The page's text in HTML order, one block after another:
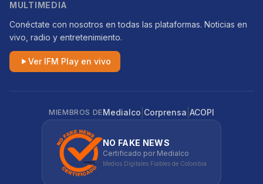
MULTIMEDIA
Conéctate con nosotros en todas las plataformas. Noticias en
vivo, radio y entretenimiento.
Ver IFM Play en vivo
MIEMBROS DEMedialco Corprensa ACOPI
NO FAKE NEWS
Certificado por Medialco
Medios Digitales Fiables de Colombia